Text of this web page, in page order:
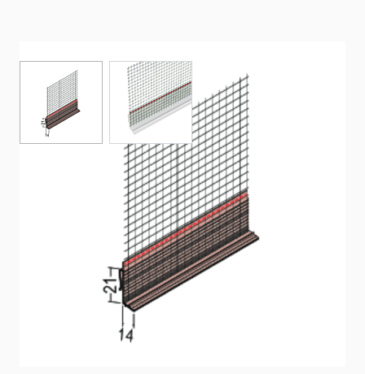
View larger imageView larger image
Aufsteckprofil für WDV-Systeme (14
Aufsteckprofil aus PVC mit angenähtem alkalibeständigen
Glasfasergewebe für WDV-Systeme mit 14 mm Putzdicke.
Auch zum Aufstecken auf das Einfassprofil der Schürze von
Rollladen- und Raffstore-Kästen geeignet.